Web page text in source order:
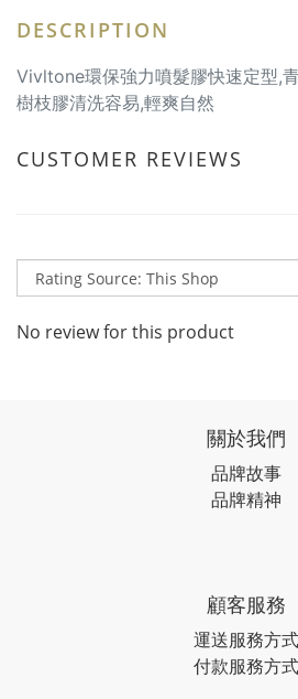
DESCRIPTION
Vivltone環保強力噴髮膠快速定型,
樹枝膠清洗容易,輕爽自然
CUSTOMER REVIEWS
No review for this product
關於我們
品牌故事
品牌精神
顧客服務
運送服務方式
付款服務方式